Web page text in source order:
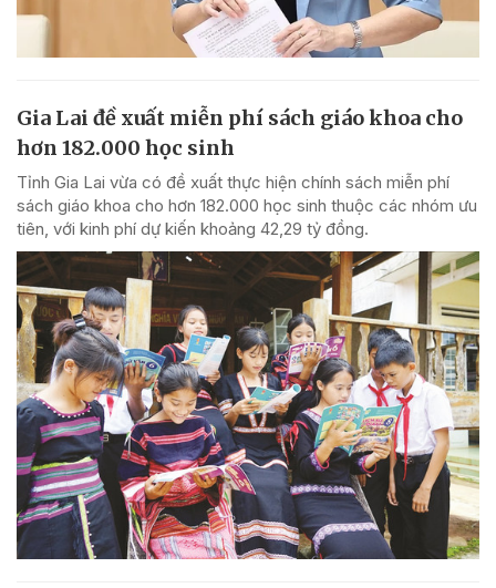
Gia Lai đề xuất miễn phí sách giáo khoa cho
hơn 182.000 học sinh
Tỉnh Gia Lai vừa có đề xuất thực hiện chính sách miễn phí
sách giáo khoa cho hơn 182.000 học sinh thuộc các nhóm ưu
tiên, với kinh phí dự kiến khoảng 42,29 tỷ đồng.